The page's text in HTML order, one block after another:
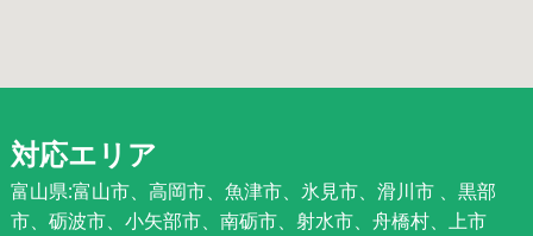
対応エリア
富山県:富山市、高岡市、魚津市、氷見市、滑川市 、黒部
市、砺波市、小矢部市、南砺市、射水市、舟橋村、上市